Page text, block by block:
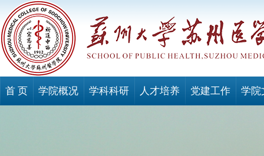
首 页 学院概况 学科科研 人才培养 党建工作 学院